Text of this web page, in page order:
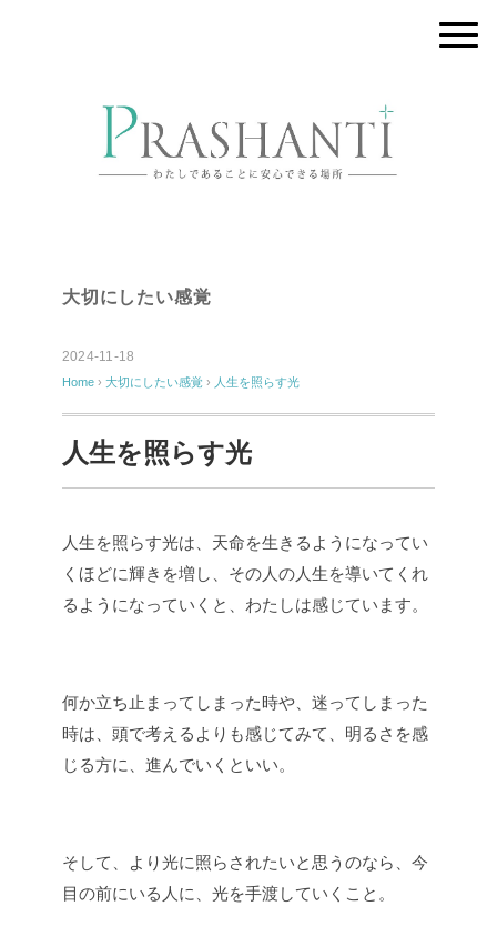
大切にしたい感覚
2024-11-18
Home › 大切にしたい感覚 › 人生を照らす光
人生を照らす光
人生を照らす光は、天命を生きるようになってい
くほどに輝きを増し、その人の人生を導いてくれ
るようになっていくと、わたしは感じています。
何か立ち止まってしまった時や、迷ってしまった
時は、頭で考えるよりも感じてみて、明るさを感
じる方に、進んでいくといい。
そして、より光に照らされたいと思うのなら、今
目の前にいる人に、光を手渡していくこと。